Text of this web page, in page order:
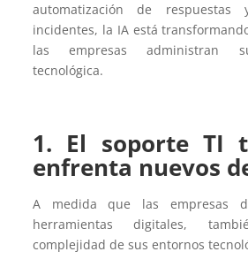
automatización de
incidentes, la IA está
las empresas administran
tecnológica.
1. El soporte TI
enfrenta nuevos
A medida que las empresas
herramientas digitales,
complejidad de sus entornos